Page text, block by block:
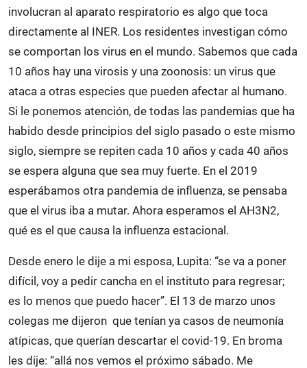
involucran al aparato respiratorio es algo que toca
directamente al INER. Los residentes investigan cómo
se comportan los virus en el mundo. Sabemos que cada
10 años hay una virosis y una zoonosis: un virus que
ataca a otras especies que pueden afectar al humano.
Si le ponemos atención, de todas las pandemias que ha
habido desde principios del siglo pasado o este mismo
siglo, siempre se repiten cada 10 años y cada 40 años
se espera alguna que sea muy fuerte. En el 2019
esperábamos otra pandemia de influenza, se pensaba
que el virus iba a mutar. Ahora esperamos el AH3N2,
qué es el que causa la influenza estacional.
Desde enero le dije a mi esposa, Lupita: “se va a poner
difícil, voy a pedir cancha en el instituto para regresar;
es lo menos que puedo hacer”. El 13 de marzo unos
colegas me dijeron que tenían ya casos de neumonía
atípicas, que querían descartar el covid-19. En broma
les dije: “allá nos vemos el próximo sábado. Me